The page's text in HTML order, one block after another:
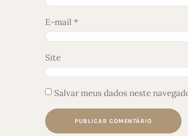
E-mail *
Site
Salvar meus dados neste